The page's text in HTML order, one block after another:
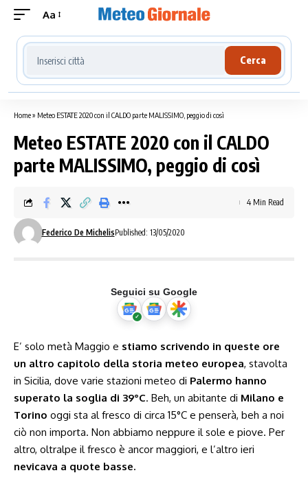
Aa
Cerca località meteo
Cerca
Home» Meteo ESTATE 2020 con il CALDO parte MALISSIMO, peggio di così
Meteo ESTATE 2020 con il CALDO
parte MALISSIMO, peggio di così
Federico De MichelisPublished: 13/05/2020
4 Min Read
Seguici su Google
E’ solo metà Maggio e stiamo scrivendo in queste ore
un altro capitolo della storia meteo europea, stavolta
in Sicilia, dove varie stazioni meteo di Palermo hanno
superato la soglia di 39°C. Beh, un abitante di Milano e
Torino oggi sta al fresco di circa 15°C e penserà, beh a noi
ciò non importa. Non abbiamo neppure il sole e piove. Per
altro, oltralpe il fresco è ancor maggiori, e l’altro ieri
nevicava a quote basse.